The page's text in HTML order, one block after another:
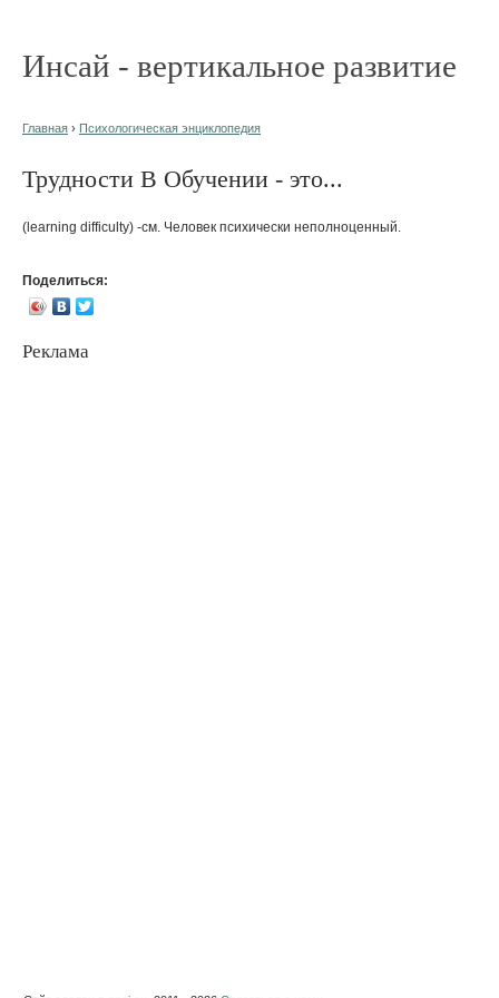
Инсай - вертикальное развитие
Главная › Психологическая энциклопедия
Трудности В Обучении - это...
(learning difficulty) -см. Человек психически неполноценный.
Поделиться:
Реклама